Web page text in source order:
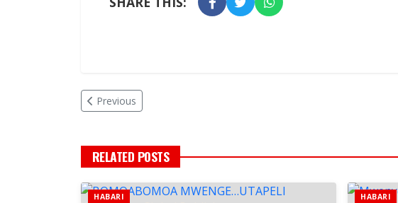
Previous
RELATED POSTS
HABARI HABARI